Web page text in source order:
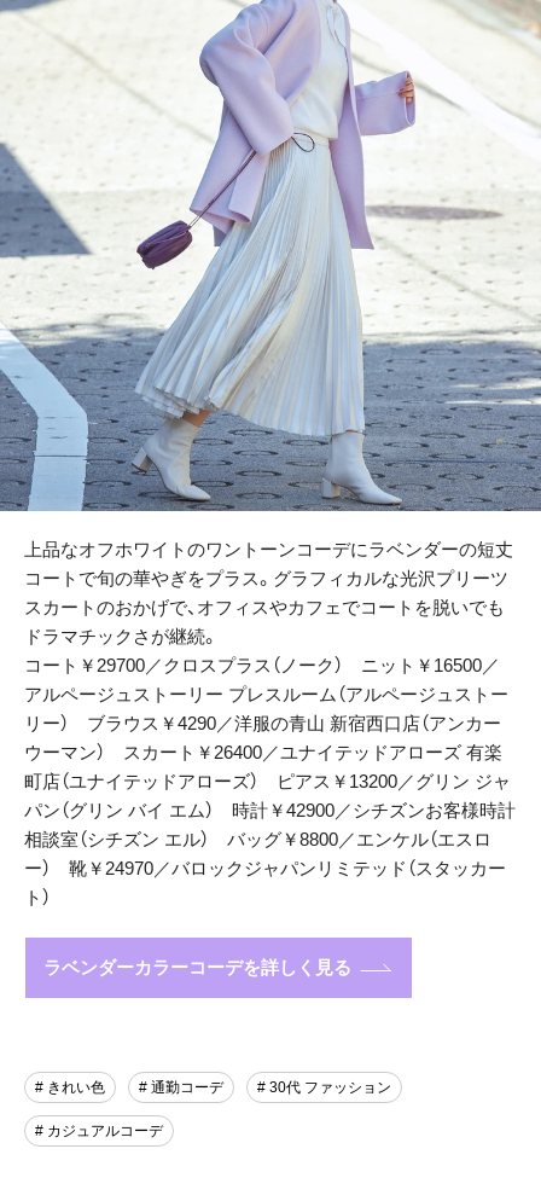
上品なオフホワイトのワントーンコーデにラベンダーの短丈
コートで旬の華やぎをプラス。グラフィカルな光沢プリーツ
スカートのおかげで、オフィスやカフェでコートを脱いでも
ドラマチックさが継続。
コート￥29700／クロスプラス（ノーク） ニット￥16500／
アルページュストーリー プレスルーム（アルページュストー
リー） ブラウス￥4290／洋服の青山 新宿西口店（アンカー
ウーマン） スカート￥26400／ユナイテッドアローズ 有楽
町店（ユナイテッドアローズ） ピアス￥13200／グリン ジャ
パン（グリン バイ エム） 時計￥42900／シチズンお客様時計
相談室（シチズン エル） バッグ￥8800／エンケル（エスロ
ー） 靴￥24970／バロックジャパンリミテッド（スタッカー
ト）
ラベンダーカラーコーデを詳しく見る
# きれい色 # 通勤コーデ # 30代 ファッション
# カジュアルコーデ